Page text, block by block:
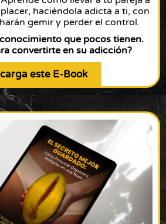
haciéndola adicta a ti, con
gemir y perder el control.
que pocos tienen.
convertirte en su adicción?
este E-Book